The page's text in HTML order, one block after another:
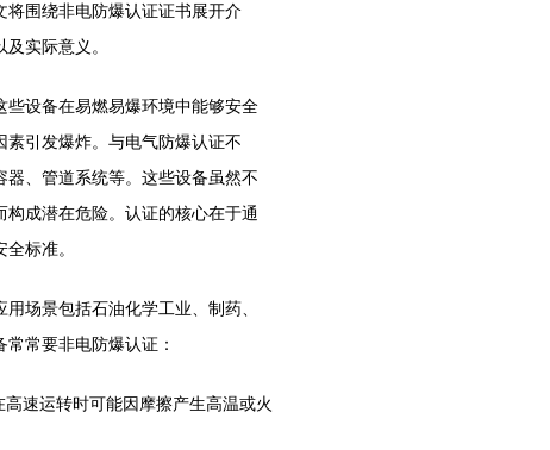
将围绕非电防爆认证证书展开介
实际意义。
设备在易燃易爆环境中能够安全
引发爆炸。与电气防爆认证不
、管道系统等。这些设备虽然不
成潜在危险。认证的核心在于通
标准。
场景包括石油化学工业、制药、
常要非电防爆认证：
速运转时可能因摩擦产生高温或火